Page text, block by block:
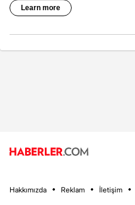
Hakkımızda Reklam İletişim